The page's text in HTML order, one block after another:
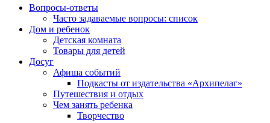
Вопросы-ответы
Часто задаваемые вопросы: список
Дом и ребенок
Детская комната
Товары для детей
Досуг
Афиша событий
Подкасты от издательства «Архипелаг»
Путешествия и отдых
Чем занять ребенка
Творчество